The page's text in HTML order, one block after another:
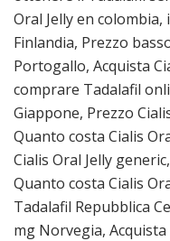
Oral Jelly en colombia,
Finlandia, Prezzo
Portogallo, Acquista
comprare Tadalafil
Giappone, Prezzo
Quanto costa Cialis
Cialis Oral Jelly
Quanto costa Cialis
Tadalafil Repubblica
mg Norvegia, Acquista